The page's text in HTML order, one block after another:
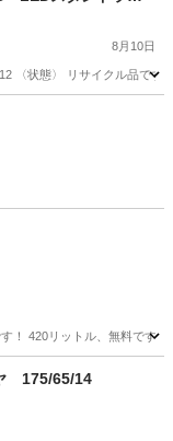
クライト 照明
8月10日
状態〉 リサイクル品です
！ 420リットル、無料です
175/65/14